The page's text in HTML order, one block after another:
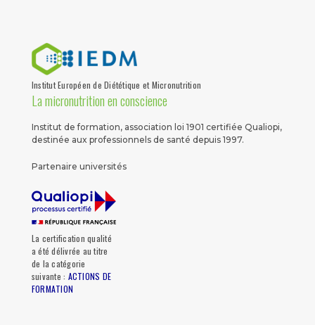
Institut Européen de Diététique et Micronutrition
La micronutrition en conscience
Institut de formation, association loi 1901 certifiée Qualiopi,
destinée aux professionnels de santé depuis 1997.
Partenaire universités
La certification qualité
a été délivrée au titre
de la catégorie
suivante : ACTIONS DE
FORMATION